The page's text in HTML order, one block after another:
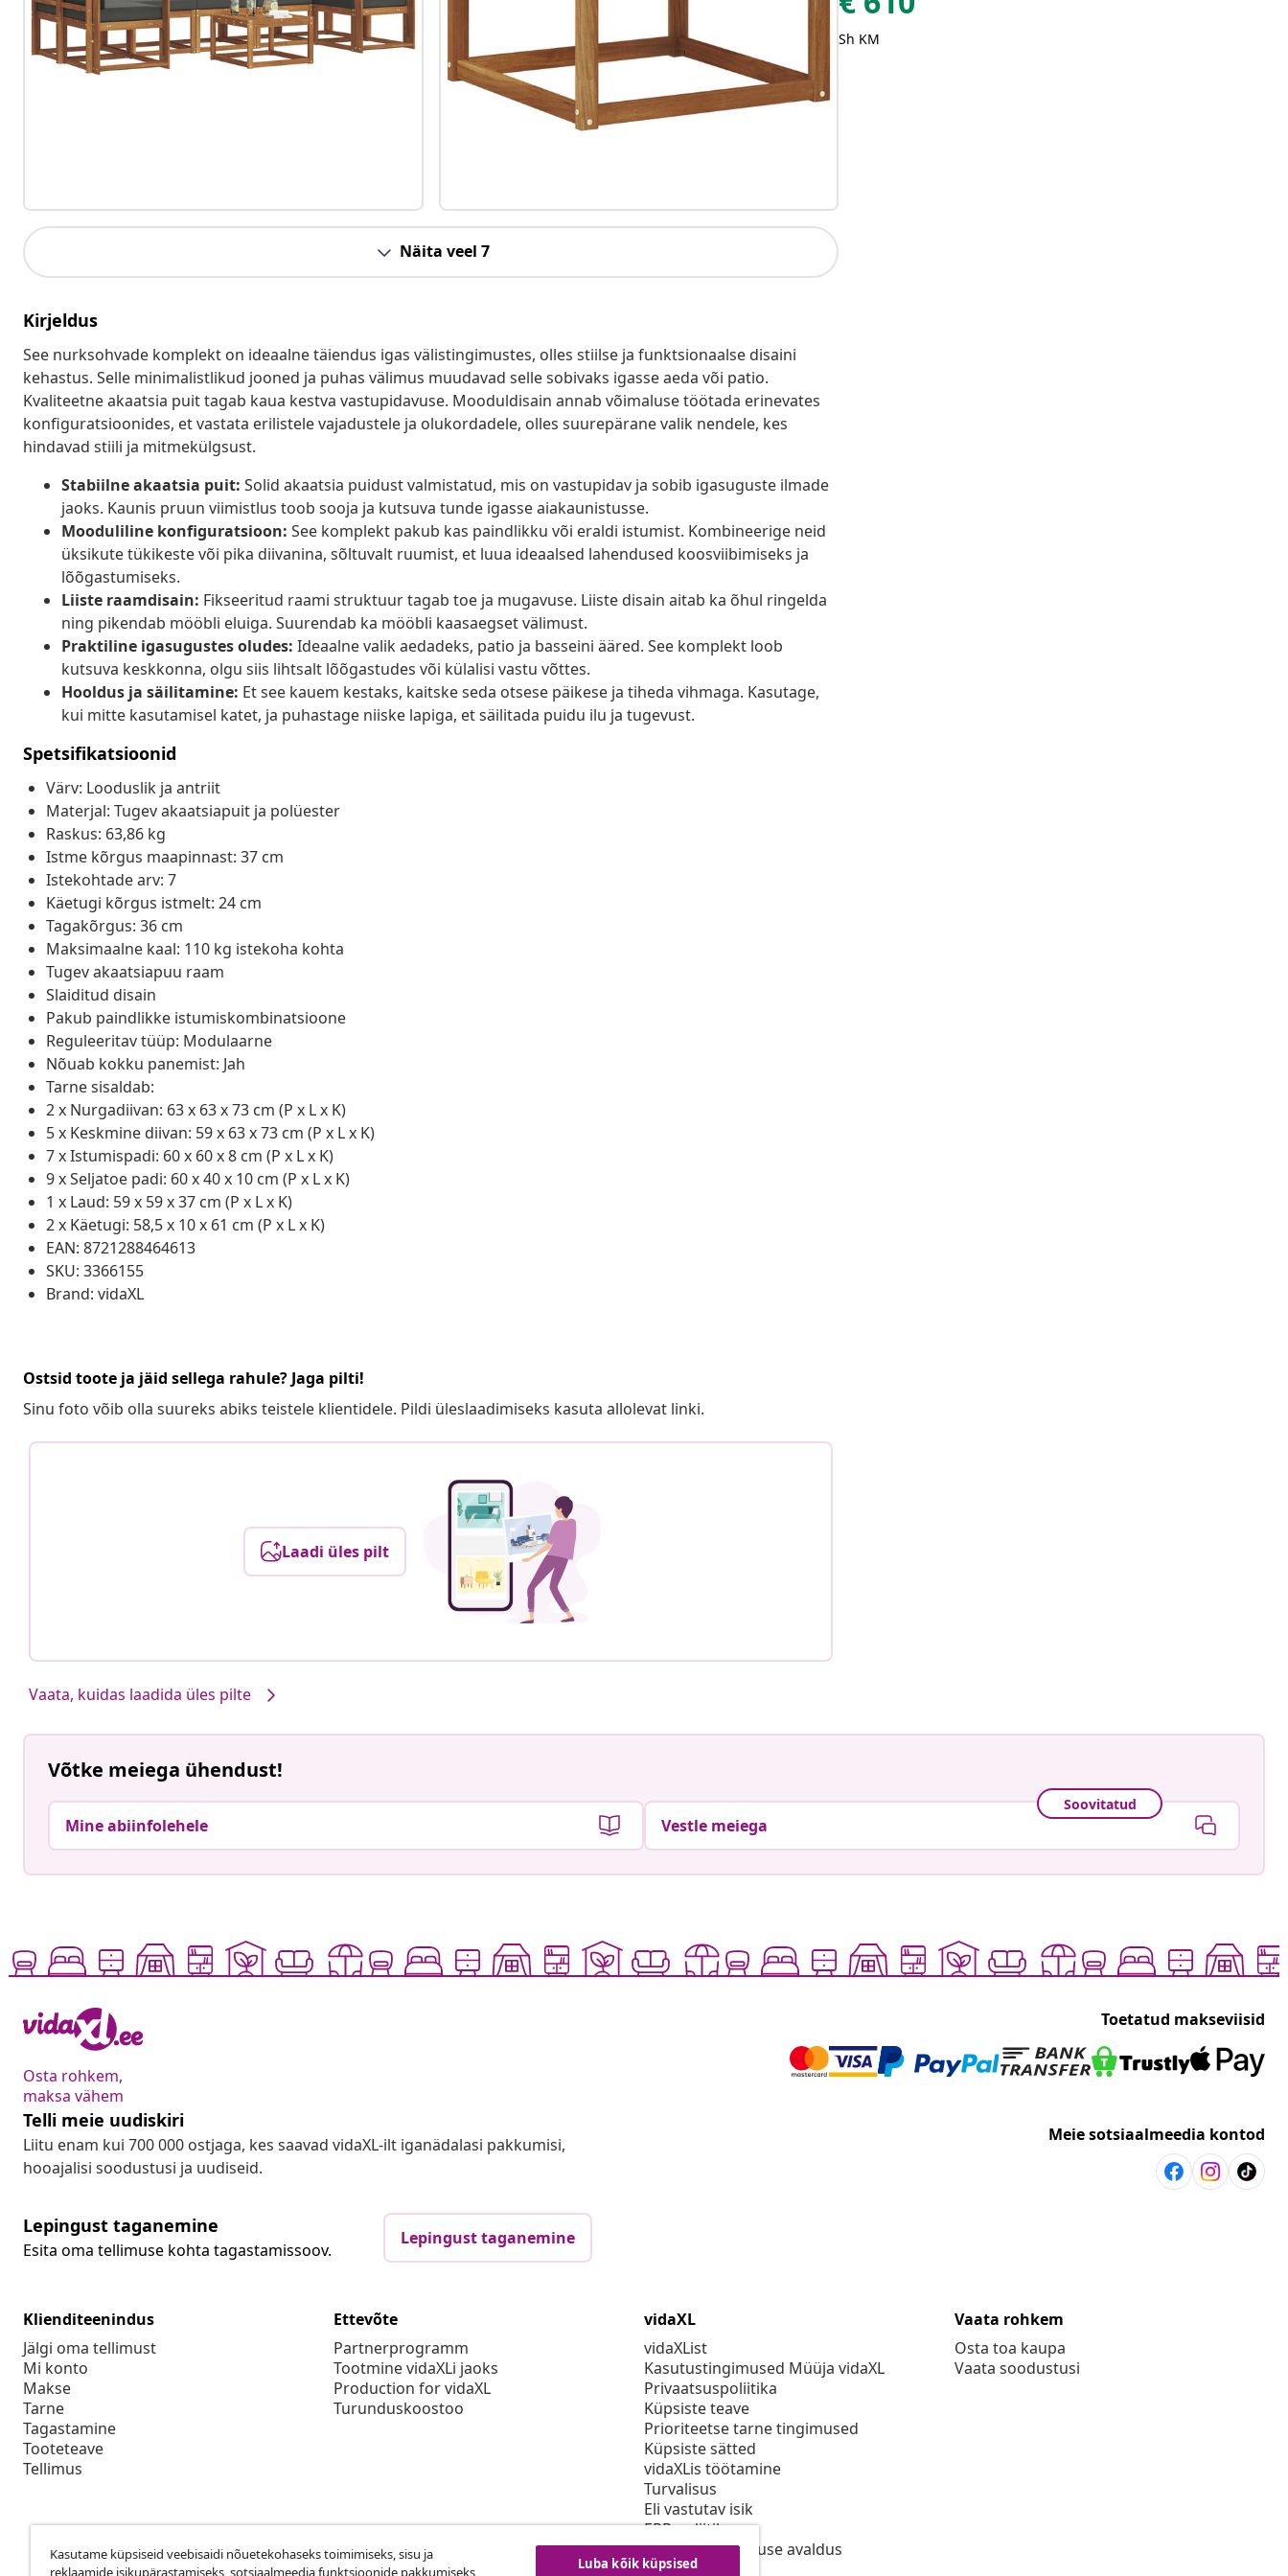
Näita veel 7
Kirjeldus
See nurksohvade komplekt on ideaalne täiendus igas välistingimustes, olles stiilse ja funktsionaalse disaini
kehastus. Selle minimalistlikud jooned ja puhas välimus muudavad selle sobivaks igasse aeda või patio.
Kvaliteetne akaatsia puit tagab kaua kestva vastupidavuse. Mooduldisain annab võimaluse töötada erinevates
konfiguratsioonides, et vastata erilistele vajadustele ja olukordadele, olles suurepärane valik nendele, kes
hindavad stiili ja mitmekülgsust.
Stabiilne akaatsia puit: Solid akaatsia puidust valmistatud, mis on vastupidav ja sobib igasuguste ilmade
jaoks. Kaunis pruun viimistlus toob sooja ja kutsuva tunde igasse aiakaunistusse.
Mooduliline konfiguratsioon: See komplekt pakub kas paindlikku või eraldi istumist. Kombineerige neid
üksikute tükikeste või pika diivanina, sõltuvalt ruumist, et luua ideaalsed lahendused koosviibimiseks ja
lõõgastumiseks.
Liiste raamdisain: Fikseeritud raami struktuur tagab toe ja mugavuse. Liiste disain aitab ka õhul ringelda
ning pikendab mööbli eluiga. Suurendab ka mööbli kaasaegset välimust.
Praktiline igasugustes oludes: Ideaalne valik aedadeks, patio ja basseini ääred. See komplekt loob
kutsuva keskkonna, olgu siis lihtsalt lõõgastudes või külalisi vastu võttes.
Hooldus ja säilitamine: Et see kauem kestaks, kaitske seda otsese päikese ja tiheda vihmaga. Kasutage,
kui mitte kasutamisel katet, ja puhastage niiske lapiga, et säilitada puidu ilu ja tugevust.
Spetsifikatsioonid
Värv: Looduslik ja antriit
Materjal: Tugev akaatsiapuit ja polüester
Raskus: 63,86 kg
Istme kõrgus maapinnast: 37 cm
Istekohtade arv: 7
Käetugi kõrgus istmelt: 24 cm
Tagakõrgus: 36 cm
Maksimaalne kaal: 110 kg istekoha kohta
Tugev akaatsiapuu raam
Slaiditud disain
Pakub paindlikke istumiskombinatsioone
Reguleeritav tüüp: Modulaarne
Nõuab kokku panemist: Jah
Tarne sisaldab:
2 x Nurgadiivan: 63 x 63 x 73 cm (P x L x K)
5 x Keskmine diivan: 59 x 63 x 73 cm (P x L x K)
7 x Istumispadi: 60 x 60 x 8 cm (P x L x K)
9 x Seljatoe padi: 60 x 40 x 10 cm (P x L x K)
1 x Laud: 59 x 59 x 37 cm (P x L x K)
2 x Käetugi: 58,5 x 10 x 61 cm (P x L x K)
EAN: 8721288464613
SKU: 3366155
Brand: vidaXL
Ostsid toote ja jäid sellega rahule? Jaga pilti!
Sinu foto võib olla suureks abiks teistele klientidele. Pildi üleslaadimiseks kasuta allolevat linki.
Laadi üles pilt
Vaata, kuidas laadida üles pilte
Sh KM
Võtke meiega ühendust!
Mine abiinfolehele
Soovitatud
Vestle meiega
Osta rohkem,
maksa vähem
Toetatud makseviisid
Telli meie uudiskiri
Liitu enam kui 700 000 ostjaga, kes saavad vidaXL-ilt iganädalasi pakkumisi,
hooajalisi soodustusi ja uudiseid.
Meie sotsiaalmeedia kontod
Lepingust taganemine
Esita oma tellimuse kohta tagastamissoov.
Lepingust taganemine
Klienditeenindus
Jälgi oma tellimust
Mi konto
Makse
Tarne
Tagastamine
Tooteteave
Tellimus
Ettevõte
Partnerprogramm
Tootmine vidaXLi jaoks
Production for vidaXL
Turunduskoostoo
vidaXL
vidaXList
Kasutustingimused Müüja vidaXL
Privaatsuspoliitika
Küpsiste teave
Prioriteetse tarne tingimused
Küpsiste sätted
vidaXLis töötamine
Turvalisus
Eli vastutav isik
EPR poliitika
Juurdepääsetavuse avaldus
Vaata rohkem
Osta toa kaupa
Vaata soodustusi
Kasutame küpsiseid veebisaidi nõuetekohaseks toimimiseks, sisu ja
reklaamide isikupärastamiseks, sotsiaalmeedia funktsioonide pakkumiseks
Luba kõik küpsised